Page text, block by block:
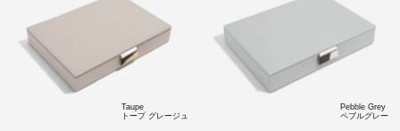
Taupe
トープ グレージュ
Pebble Grey
ペブルグレー